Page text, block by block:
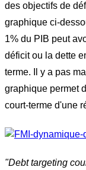
des objectifs de
graphique ci-
1% du PIB peut
déficit ou la dette
terme. Il y a pas
graphique permet
court-terme d'une
"Debt targeting